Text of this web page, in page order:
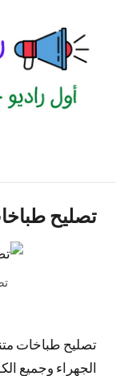
المحتوى
الكويت
للاعلانات
الخدمية
تصليح
تصليح طباخات
الجهراء وجميع